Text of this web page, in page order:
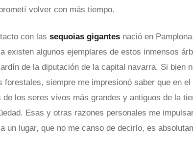
volver con más tiempo.
con las sequoias gigantes nació en
existen algunos ejemplares de estos inmensos
de la diputación de la capital navarra. Si bien
forestales, siempre me impresionó saber que en
de los seres vivos más grandes y antiguos de la
Esas y otras razones personales me
un lugar, que no me canso de decirlo, es